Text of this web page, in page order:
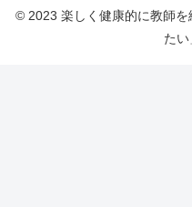
© 2023 楽しく健康的に教師
た